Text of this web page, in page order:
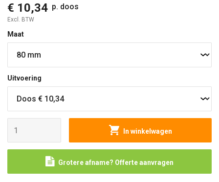
€ 10,34 p. doos
Excl. BTW
Maat
Uitvoering
In winkelwagen
Grotere afname? Offerte aanvragen